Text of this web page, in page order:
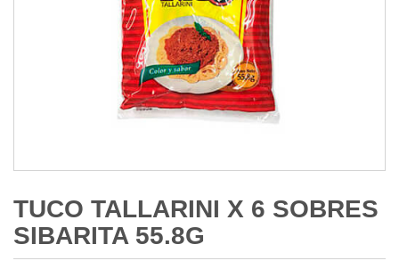
TUCO TALLARINI X 6 SOBRES
SIBARITA 55.8G